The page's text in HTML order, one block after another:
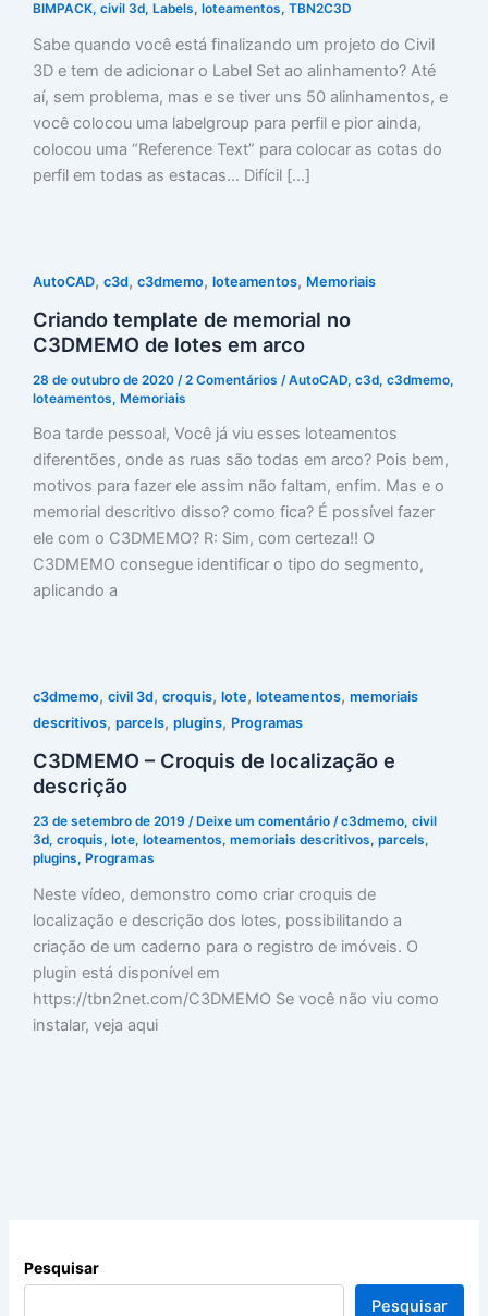
BIMPACK, civil 3d, Labels, loteamentos, TBN2C3D
Sabe quando você está finalizando um projeto do Civil
3D e tem de adicionar o Label Set ao alinhamento? Até
aí, sem problema, mas e se tiver uns 50 alinhamentos, e
você colocou uma labelgroup para perfil e pior ainda,
colocou uma “Reference Text” para colocar as cotas do
perfil em todas as estacas… Difícil […]
AutoCAD, c3d, c3dmemo, loteamentos, Memoriais
Criando template de memorial no
C3DMEMO de lotes em arco
28 de outubro de 2020 /2 Comentários /AutoCAD, c3d, c3dmemo,
loteamentos, Memoriais
Boa tarde pessoal, Você já viu esses loteamentos
diferentões, onde as ruas são todas em arco? Pois bem,
motivos para fazer ele assim não faltam, enfim. Mas e o
memorial descritivo disso? como fica? É possível fazer
ele com o C3DMEMO? R: Sim, com certeza!! O
C3DMEMO consegue identificar o tipo do segmento,
aplicando a
c3dmemo, civil 3d, croquis, lote, loteamentos, memoriais
descritivos, parcels, plugins, Programas
C3DMEMO – Croquis de localização e
descrição
23 de setembro de 2019 /Deixe um comentário /c3dmemo, civil
3d, croquis, lote, loteamentos, memoriais descritivos, parcels,
plugins, Programas
Neste vídeo, demonstro como criar croquis de
localização e descrição dos lotes, possibilitando a
criação de um caderno para o registro de imóveis. O
plugin está disponível em
https://tbn2net.com/C3DMEMO Se você não viu como
instalar, veja aqui
Pesquisar
Pesquisar